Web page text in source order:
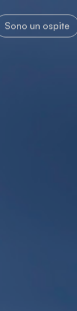
Sono un ospite